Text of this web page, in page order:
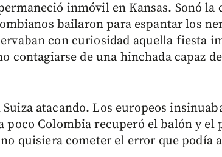
inmóvil en Kansas. Sonó la
bailaron para espantar los
con curiosidad aquella fiesta
contagiarse de una hinchada capaz
atacando. Los europeos
poco Colombia recuperó el balón y el
quisiera cometer el error que podía